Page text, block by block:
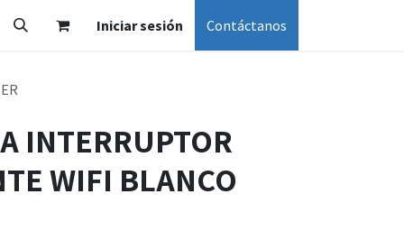
Iniciar sesión Contáctanos
INTERRUPTOR
WIFI BLANCO